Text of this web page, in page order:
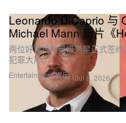
Entertainment 娱乐
Leonardo DiCaprio 与
Michael Mann 新片《
两位好莱坞重量级男星正式签
犯罪大片。
Jul 8, 2026